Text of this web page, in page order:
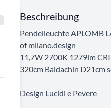
Beschreibung
Pendelleuchte APLOMB
of milano.design
11,7W 2700K 1279lm
320cm Baldachin D21cm
Design Lucidi e Pevere